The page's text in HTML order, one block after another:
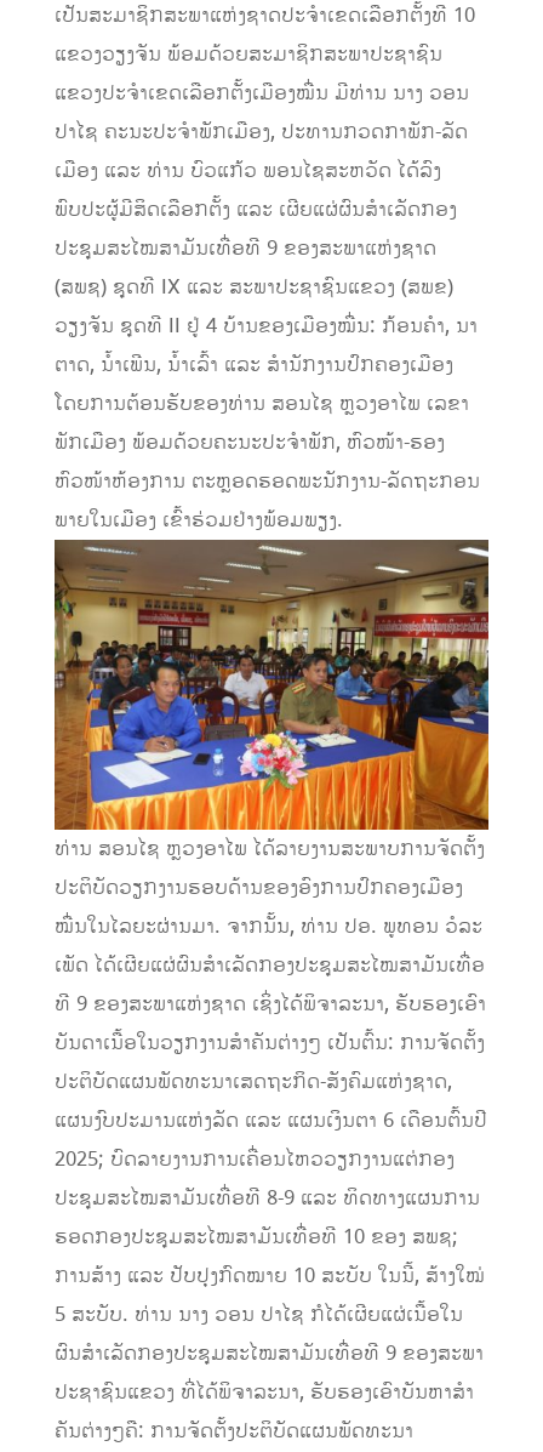
ເປັນສະມາຊິກສະພາແຫ່ງຊາດປະຈຳເຂດເລືອກຕັ້ງທີ 10
ແຂວງວຽງຈັນ ພ້ອມດ້ວຍສະມາຊິກສະພາປະຊາຊົນ
ແຂວງປະຈໍາເຂດເລືອກຕັ້ງເມືອງໝື່ນ ມີທ່ານ ນາງ ວອນ
ປາໄຊ ຄະນະປະຈຳພັກເມືອງ, ປະທານກວດກາພັກ-ລັດ
ເມືອງ ແລະ ທ່ານ ບົວແກ້ວ ພອນໄຊສະຫວັດ ໄດ້ລົງ
ພົບປະຜູ້ມີສິດເລືອກຕັ້ງ ແລະ ເຜີຍແຜ່ຜົນສຳເລັດກອງ
ປະຊຸມສະໄໝສາມັນເທື່ອທີ 9 ຂອງສະພາແຫ່ງຊາດ
(ສພຊ) ຊຸດທີ IX ແລະ ສະພາປະຊາຊົນແຂວງ (ສພຂ)
ວຽງຈັນ ຊຸດທີ II ຢູ່ 4 ບ້ານຂອງເມືອງໝື່ນ: ກ້ອນຄຳ, ນາ
ຕາດ, ນ້ຳເພີນ, ນ້ຳເລົ້າ ແລະ ສຳນັກງານປົກຄອງເມືອງ
ໂດຍການຕ້ອນຮັບຂອງທ່ານ ສອນໄຊ ຫຼວງອາໄພ ເລຂາ
ພັກເມືອງ ພ້ອມດ້ວຍຄະນະປະຈຳພັກ, ຫົວໜ້າ-ຮອງ
ຫົວໜ້າຫ້ອງການ ຕະຫຼອດຮອດພະນັກງານ-ລັດຖະກອນ
ພາຍໃນເມືອງ ເຂົ້າຮ່ວມຢ່າງພ້ອມພຽງ.
ທ່ານ ສອນໄຊ ຫຼວງອາໄພ ໄດ້ລາຍງານສະພາບການຈັດຕັ້ງ
ປະຕິບັດວຽກງານຮອບດ້ານຂອງອົງການປົກຄອງເມືອງ
ໝື່ນໃນໄລຍະຜ່ານມາ. ຈາກນັ້ນ, ທ່ານ ປອ. ພູທອນ ວໍລະ
ເພັດ ໄດ້ເຜີຍແຜ່ຜົນສໍາເລັດກອງປະຊຸມສະໄໝສາມັນເທື່ອ
ທີ 9 ຂອງສະພາແຫ່ງຊາດ ເຊິ່ງໄດ້ພິຈາລະນາ, ຮັບຮອງເອົາ
ບັນດາເນື້ອໃນວຽກງານສໍາຄັນຕ່າງໆ ເປັນຕົ້ນ: ການຈັດຕັ້ງ
ປະຕິບັດແຜນພັດທະນາເສດຖະກິດ-ສັງຄົມແຫ່ງຊາດ,
ແຜນງົບປະມານແຫ່ງລັດ ແລະ ແຜນເງິນຕາ 6 ເດືອນຕົ້ນປີ
2025; ບົດລາຍງານການເຄື່ອນໄຫວວຽກງານແຕ່ກອງ
ປະຊຸມສະໄໝສາມັນເທື່ອທີ 8-9 ແລະ ທິດທາງແຜນການ
ຮອດກອງປະຊຸມສະໄໝສາມັນເທື່ອທີ 10 ຂອງ ສພຊ;
ການສ້າງ ແລະ ປັບປຸງກົດໝາຍ 10 ສະບັບ ໃນນີ້, ສ້າງໃໝ່
5 ສະບັບ. ທ່ານ ນາງ ວອນ ປາໄຊ ກໍໄດ້ເຜີຍແຜ່ເນື້ອໃນ
ຜົນສໍາເລັດກອງປະຊຸມສະໄໝສາມັນເທື່ອທີ 9 ຂອງສະພາ
ປະຊາຊົນແຂວງ ທີ່ໄດ້ພິຈາລະນາ, ຮັບຮອງເອົາບັນຫາສໍາ
ຄັນຕ່າງໆຄື: ການຈັດຕັ້ງປະຕິບັດແຜນພັດທະນາ